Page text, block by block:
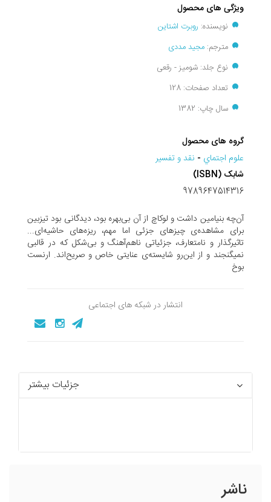
ویژگی های محصول
نویسنده: روبرت اشتاین
مترجم: مجید مددی
نوع جلد: شومیز - رقعی
تعداد صفحات: 128
سال چاپ: 1382
گروه های محصول
علوم اجتماي - نقد و تفسير
شابک (ISBN)
9789647514316
آن‌چه بنیامین داشت و لوکاچ از آن بی‌بهره بود، دیدگانی بود تیزبین
برای مشاهده‌ی چیزهای جزئی اما مهم، ریزه‌های حاشیه‌ای...
تاثیرگذار و نامتعارف، جزئیاتی ناهم‌آهنگ و بی‌شکل که در قالبی
نمیگنجند و از این‌رو شایسته‌ی عنایتی خاص و صریح‌اند. ارنست
بوخ
انتشار در شبکه های اجتماعی
جزئیات بیشتر
ناشر